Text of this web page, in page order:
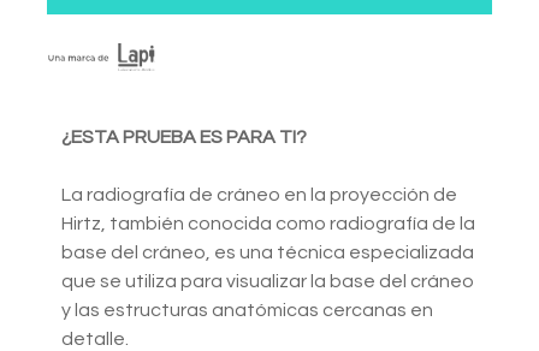
¿ESTA PRUEBA ES PARA TI?
La radiografía de cráneo en la proyección de
Hirtz, también conocida como radiografía de la
base del cráneo, es una técnica especializada
que se utiliza para visualizar la base del cráneo
y las estructuras anatómicas cercanas en
detalle.